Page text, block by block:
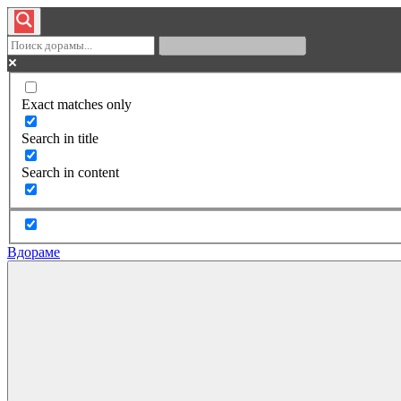
Exact matches only
Search in title
Search in content
Вдораме